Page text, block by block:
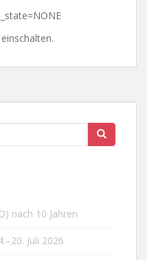
nach 10 Jahren
Juli 2026